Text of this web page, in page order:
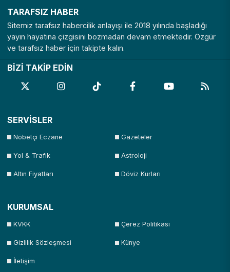
TARAFSIZ HABER
Sitemiz tarafsız habercilik anlayışı ile 2018 yılında başladığı
yayın hayatına çizgisini bozmadan devam etmektedir. Özgür
ve tarafsız haber için takipte kalın.
BİZİ TAKİP EDİN
SERVİSLER
Nöbetçi Eczane Gazeteler
Yol & Trafik Astroloji
Altın Fiyatları Döviz Kurları
KURUMSAL
KVKK Çerez Politikası
Gizlilik Sözleşmesi Künye
İletişim